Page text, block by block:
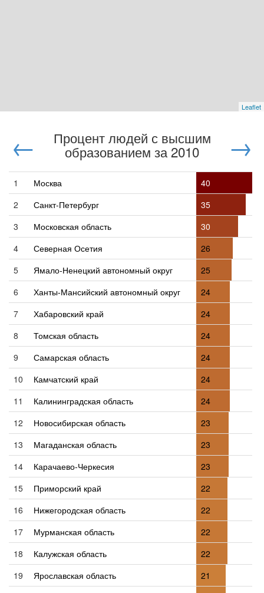
Leaflet
← Процент людей с высшим
образованием за 2010 →
1 Москва
40
2
Санкт-Петербург
35
3
Московская область
30
4
Северная Осетия
26
5
Ямало-Ненецкий автономный округ
25
6
Ханты-Мансийский автономный округ
24
7
Хабаровский край
24
8
Томская область
24
9
Самарская область
24
10
Камчатский край
24
11
Калининградская область
24
12
Новосибирская область
23
13
Магаданская область
23
14
Карачаево-Черкесия
23
15
Приморский край
22
16
Нижегородская область
22
17
Мурманская область
22
18
Калужская область
22
19
Ярославская область
21